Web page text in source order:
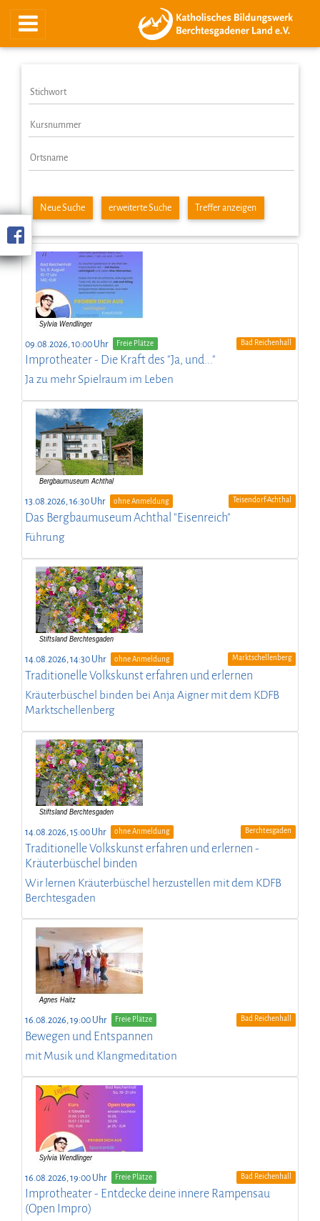
Treffer anzeigen
Neue Suche erweiterte Suche
09.08.2026, 10:00 Uhr Freie Plätze Bad Reichenhall
Improtheater - Die Kraft des "Ja, und..."
Ja zu mehr Spielraum im Leben
13.08.2026, 16:30 Uhr ohne Anmeldung Teisendorf-Achthal
Das Bergbaumuseum Achthal "Eisenreich"
Führung
14.08.2026, 14:30 Uhr ohne Anmeldung Marktschellenberg
Traditionelle Volkskunst erfahren und erlernen
Kräuterbüschel binden bei Anja Aigner mit dem KDFB
Marktschellenberg
14.08.2026, 15:00 Uhr ohne Anmeldung Berchtesgaden
Traditionelle Volkskunst erfahren und erlernen -
Kräuterbüschel binden
Wir lernen Kräuterbüschel herzustellen mit dem KDFB
Berchtesgaden
16.08.2026, 19:00 Uhr Freie Plätze Bad Reichenhall
Bewegen und Entspannen
mit Musik und Klangmeditation
16.08.2026, 19:00 Uhr Freie Plätze Bad Reichenhall
Improtheater - Entdecke deine innere Rampensau
(Open Impro)